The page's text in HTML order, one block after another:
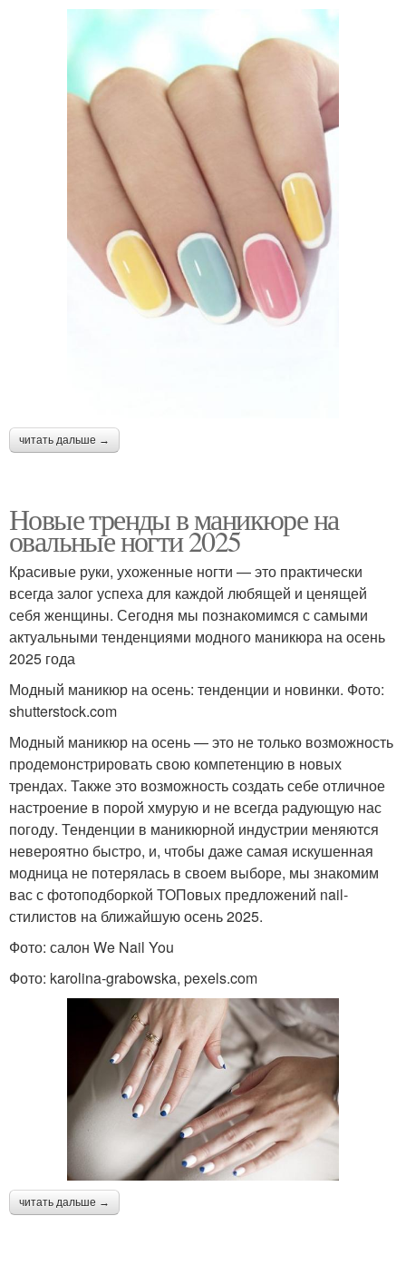
читать дальше →
Новые тренды в маникюре на
овальные ногти 2025
Красивые руки, ухоженные ногти — это практически
всегда залог успеха для каждой любящей и ценящей
себя женщины. Сегодня мы познакомимся с самыми
актуальными тенденциями модного маникюра на осень
2025 года
Модный маникюр на осень: тенденции и новинки. Фото:
shutterstock.com
Модный маникюр на осень — это не только возможность
продемонстрировать свою компетенцию в новых
трендах. Также это возможность создать себе отличное
настроение в порой хмурую и не всегда радующую нас
погоду. Тенденции в маникюрной индустрии меняются
невероятно быстро, и, чтобы даже самая искушенная
модница не потерялась в своем выборе, мы знакомим
вас с фотоподборкой ТОПовых предложений nail-
стилистов на ближайшую осень 2025.
Фото: салон We Nail You
Фото: karolina-grabowska, pexels.com
читать дальше →